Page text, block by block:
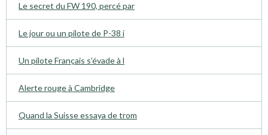
Le secret du FW 190, percé par
Le jour ou un pilote de P-38 i
Un pilote Français s’évade à l
Alerte rouge à Cambridge
Quand la Suisse essaya de trom